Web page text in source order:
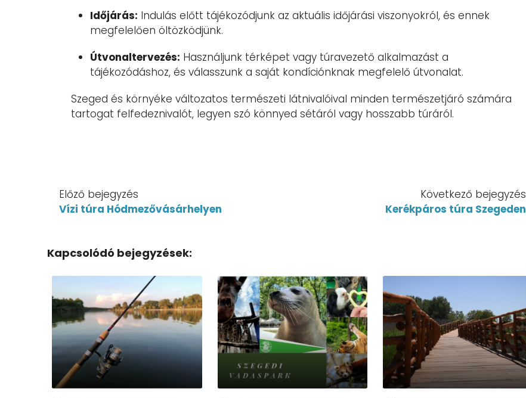
Időjárás: Indulás előtt tájékozódjunk az aktuális időjárási viszonyokról, és ennek
megfelelően öltözködjünk.
Útvonaltervezés: Használjunk térképet vagy túravezető alkalmazást a
tájékozódáshoz, és válasszunk a saját kondíciónknak megfelelő útvonalat.
Szeged és környéke változatos természeti látnivalóival minden természetjáró számára
tartogat felfedeznivalót, legyen szó könnyed sétáról vagy hosszabb túráról.
Előző bejegyzés
Vízi túra Hódmezővásárhelyen
Következő bejegyzés
Kerékpáros túra Szegeden
Kapcsolódó bejegyzések: